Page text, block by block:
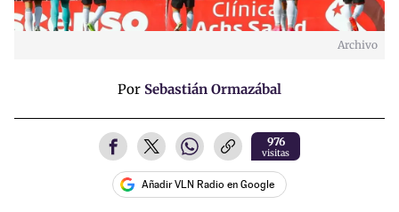
Archivo
Por Sebastián Ormazábal
976
visitas
Añadir VLN Radio en Google